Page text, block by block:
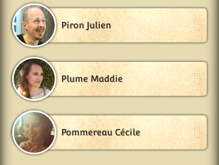
Piron Julien
Plume Maddie
Pommereau Cécile